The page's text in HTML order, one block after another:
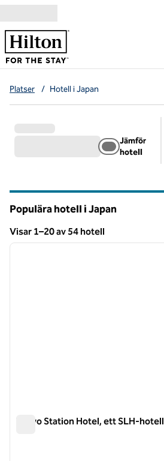
Platser / Hotell i Japan
Jämför
hotell
Populära hotell i Japan
Visar 1–20 av 54 hotell
Visar 54 hotell
1 av 12
Tokyo Station Hotel, ett SLH-hotell